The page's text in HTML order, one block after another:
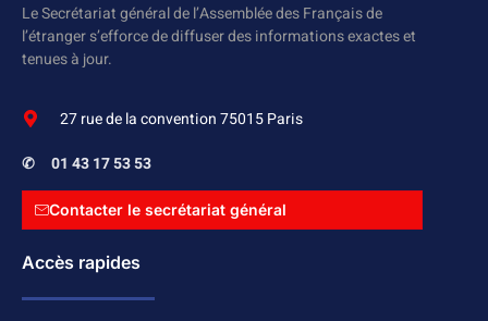
Le Secrétariat général de l’Assemblée des Français de
l’étranger s’efforce de diffuser des informations exactes et
tenues à jour.
27 rue de la convention 75015 Paris
✆ 01 43 17 53 53
Contacter le secrétariat général
Accès rapides